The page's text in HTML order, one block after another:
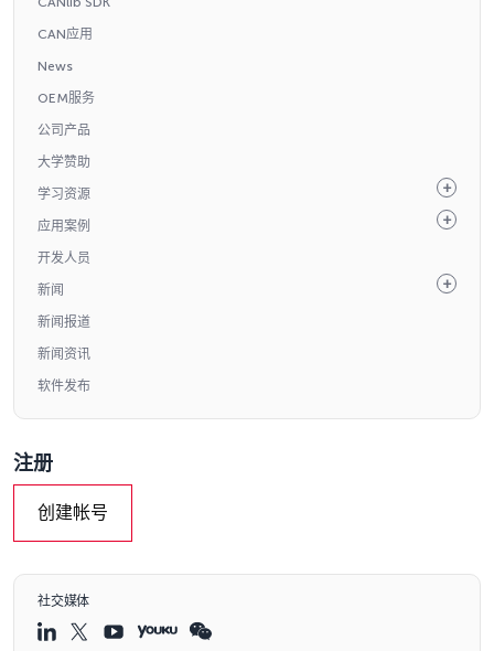
CAN应用
News
OEM服务
公司产品
大学赞助
学习资源
应用案例
开发人员
新闻
新闻报道
新闻资讯
软件发布
注册
创建帐号
社交媒体